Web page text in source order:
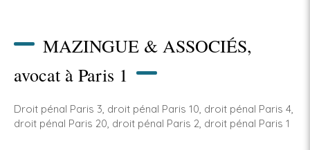
MAZINGUE & ASSOCIÉS,
avocat à Paris 1
Droit pénal Paris 3, droit pénal Paris 10, droit pénal Paris 4,
droit pénal Paris 20, droit pénal Paris 2, droit pénal Paris 1